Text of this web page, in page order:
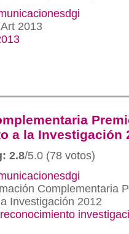
2013
a la Investigación
2.8/5.0 (78 votos)
Complementaria
Investigación 2012